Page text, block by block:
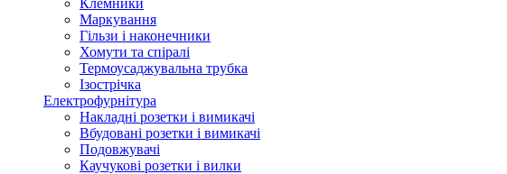
Клемники
Маркування
Гільзи і наконечники
Хомути та спіралі
Термоусаджувальна трубка
Ізострічка
Електрофурнітура
Накладні розетки і вимикачі
Вбудовані розетки і вимикачі
Подовжувачі
Каучукові розетки і вилки